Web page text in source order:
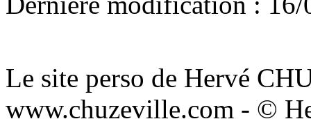
Le site perso de Hervé
www.chuzeville.com - ©